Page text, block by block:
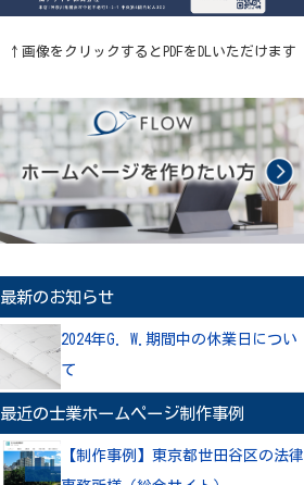
↑画像をクリックするとPDFをDLいただけます
最新のお知らせ
2024年G. W.期間中の休業日につい
て
最近の士業ホームページ制作事例
【制作事例】東京都世田谷区の法律